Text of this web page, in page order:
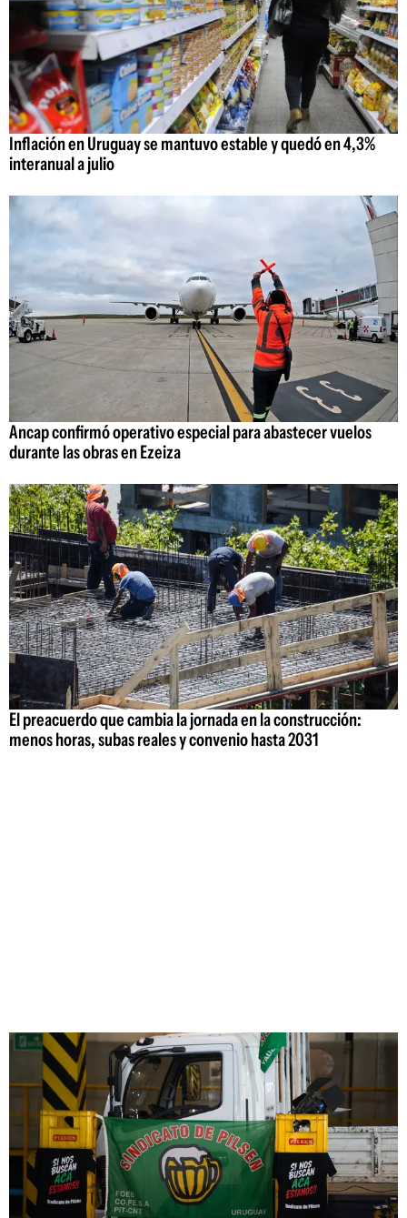
Inflación en Uruguay se mantuvo estable y quedó en 4,3%
interanual a julio
Ancap confirmó operativo especial para abastecer vuelos
durante las obras en Ezeiza
El preacuerdo que cambia la jornada en la construcción:
menos horas, subas reales y convenio hasta 2031